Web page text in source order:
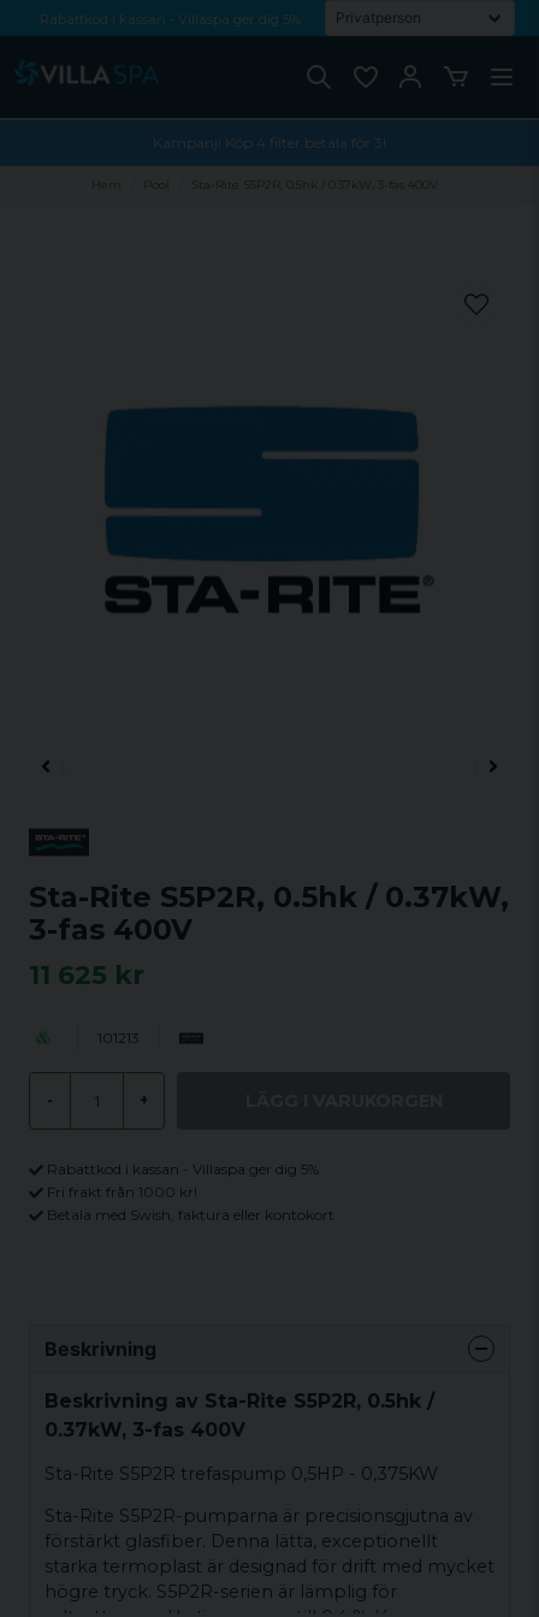
Rabattkod i kassan - Villaspa ger dig 5%
Kampanj! Köp 4 filter betala för 3!
Hem Sta-Rite S5P2R, 0.5hk / 0.37kW, 3-fas 400V
Sta-Rite S5P2R, 0.5hk / 0.37kW,
3-fas 400V
11 625 kr
101213
- +
Rabattkod i kassan - Villaspa ger dig 5%
Fri frakt från 1000 kr!
Betala med Swish, faktura eller kontokort
Beskrivning
Beskrivning av Sta-Rite S5P2R, 0.5hk /
0.37kW, 3-fas 400V
Sta-Rite S5P2R trefaspump 0,5HP - 0,375KW
Sta-Rite S5P2R-pumparna är precisionsgjutna av
förstärkt glasfiber. Denna lätta, exceptionellt
starka termoplast är designad för drift med mycket
högre tryck. S5P2R-serien är lämplig för